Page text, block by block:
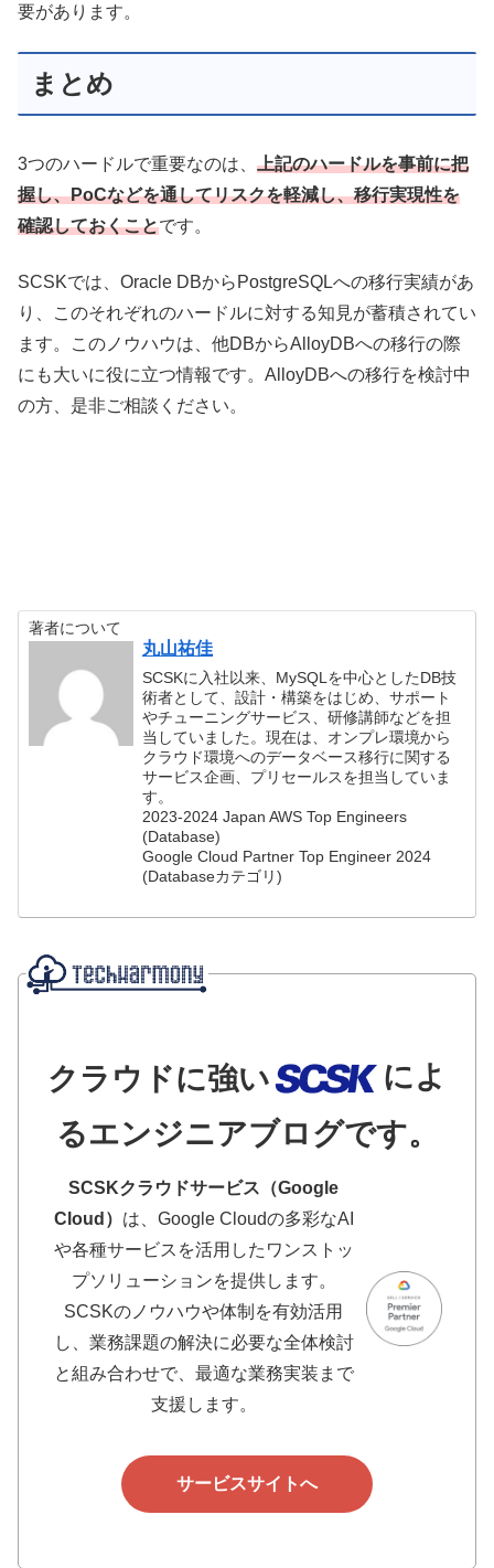
要があります。
まとめ
3つのハードルで重要なのは、 上記のハードルを事前に把
握し、PoCなどを通してリスクを軽減し、移行実現性を
確認しておくことです。
SCSKでは、Oracle DBからPostgreSQLへの移行実績があ
り、このそれぞれのハードルに対する知見が蓄積されてい
ます。このノウハウは、他DBからAlloyDBへの移行の際
にも大いに役に立つ情報です。AlloyDBへの移行を検討中
の方、是非ご相談ください。
著者について
丸山祐佳
SCSKに入社以来、MySQLを中心としたDB技
術者として、設計・構築をはじめ、サポート
やチューニングサービス、研修講師などを担
当していました。現在は、オンプレ環境から
クラウド環境へのデータベース移行に関する
サービス企画、プリセールスを担当していま
す。
2023-2024 Japan AWS Top Engineers
(Database)
Google Cloud Partner Top Engineer 2024
(Databaseカテゴリ)
クラウドに強い
によ
るエンジニアブログです。
SCSKクラウドサービス（Google
Cloud） は、Google Cloudの多彩なAI
や各種サービスを活用したワンストッ
プソリューションを提供します。
SCSKのノウハウや体制を有効活用
し、業務課題の解決に必要な全体検討
と組み合わせで、最適な業務実装まで
支援します。
サービスサイトへ